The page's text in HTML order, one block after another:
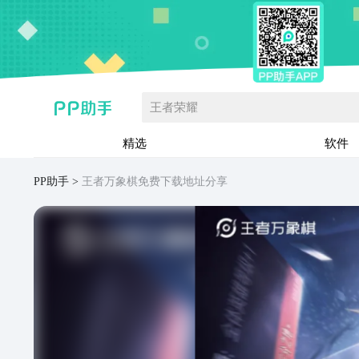
王者荣耀
精选 软件
PP助手 王者万象棋免费下载地址分享